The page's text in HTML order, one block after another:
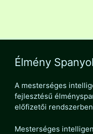
Élmény
A mesterséges
fejlesztésű
előfizetői
Mesterséges